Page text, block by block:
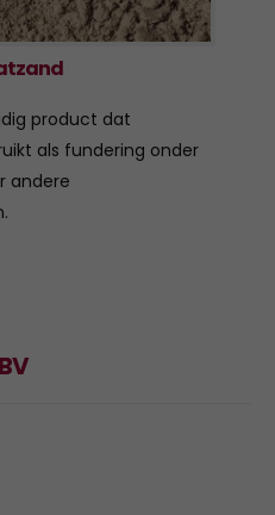
product dat
als fundering onder
andere